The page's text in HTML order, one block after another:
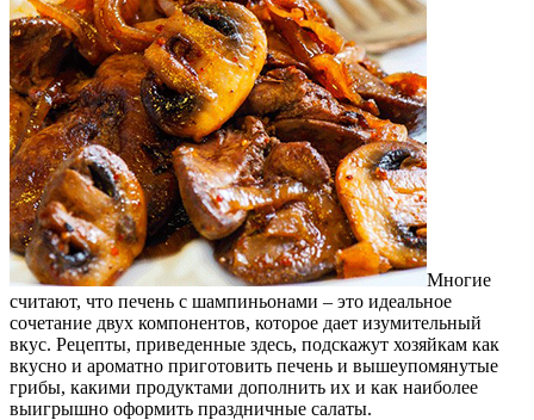
Многие
считают, что печень с шампиньонами – это идеальное
сочетание двух компонентов, которое дает изумительный
вкус. Рецепты, приведенные здесь, подскажут хозяйкам как
вкусно и ароматно приготовить печень и вышеупомянутые
грибы, какими продуктами дополнить их и как наиболее
выигрышно оформить праздничные салаты.